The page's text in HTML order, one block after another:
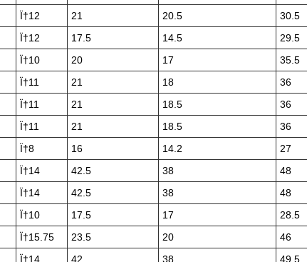
Ï†12 21 20.5 30.5
Ï†12 17.5 14.5 29.5
Ï†10 20 17 35.5
Ï†11 21 18 36
Ï†11 21 18.5 36
Ï†11 21 18.5 36
Ï†8 16 14.2 27
Ï†14 42.5 38 48
Ï†14 42.5 38 48
Ï†10 17.5 17 28.5
Ï†15.75 23.5 20 46
Ï†14 42 38 49.5